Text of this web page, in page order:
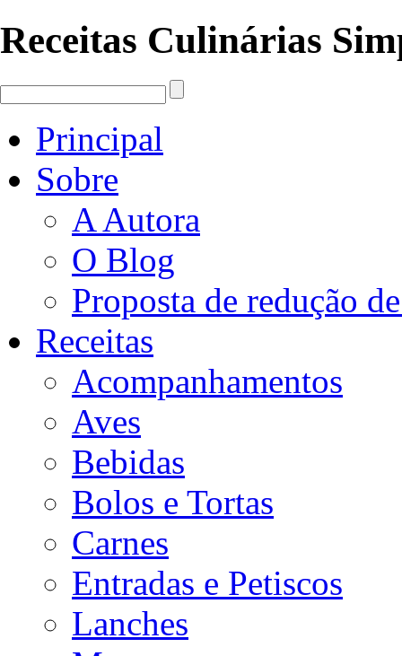
Receitas Culinárias
Principal
Sobre
A Autora
O Blog
Proposta de redução
Receitas
Acompanhamentos
Aves
Bebidas
Bolos e Tortas
Carnes
Entradas e Petiscos
Lanches